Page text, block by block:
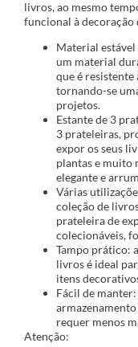
livros, ao mesmo
funcional à decoração
Material estável
um material
que é resistente
tornando-se
projetos.
Estante de 3
3 prateleiras,
expor os seus
plantas e muito
elegante e
Várias
coleção de
prateleira de
colecionáveis,
Tampo prático:
livros é ideal
itens
Fácil de
requer menos
Atenção: